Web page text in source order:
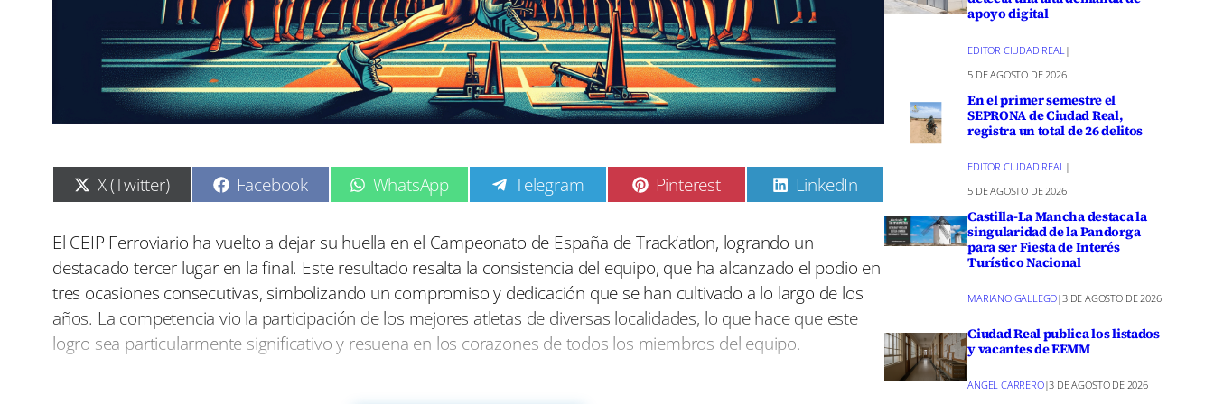
C
o
p
a
r
t
i
r
e
n
X (Twitter) C
o
p
a
r
t
i
r
e
n
Facebook C
o
p
a
r
t
i
r
e
n
WhatsApp C
o
p
a
r
t
i
r
e
n
Telegram C
o
p
a
r
t
i
r
e
n
Pinterest C
o
p
a
r
t
i
r
e
n
LinkedIn
El CEIP Ferroviario ha vuelto a dejar su huella en el Campeonato de España de Track’atlon, logrando un
destacado tercer lugar en la final. Este resultado resalta la consistencia del equipo, que ha alcanzado el podio en
tres ocasiones consecutivas, simbolizando un compromiso y dedicación que se han cultivado a lo largo de los
años. La competencia vio la participación de los mejores atletas de diversas localidades, lo que hace que este
logro sea particularmente significativo y resuena en los corazones de todos los miembros del equipo.
apoyo digital
EDITOR CIUDAD REAL |
5 DE AGOSTO DE 2026
En el primer semestre el
SEPRONA de Ciudad Real,
registra un total de 26 delitos
EDITOR CIUDAD REAL |
5 DE AGOSTO DE 2026
Castilla-La Mancha destaca la
singularidad de la Pandorga
para ser Fiesta de Interés
Turístico Nacional
MARIANO GALLEGO|3 DE AGOSTO DE 2026
Ciudad Real publica los listados
y vacantes de EEMM
ANGEL CARRERO|3 DE AGOSTO DE 2026